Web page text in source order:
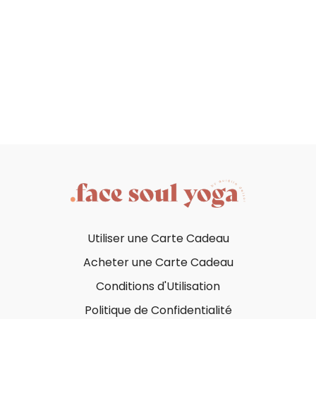
Utiliser une Carte Cadeau
Acheter une Carte Cadeau
Conditions d'Utilisation
Politique de Confidentialité